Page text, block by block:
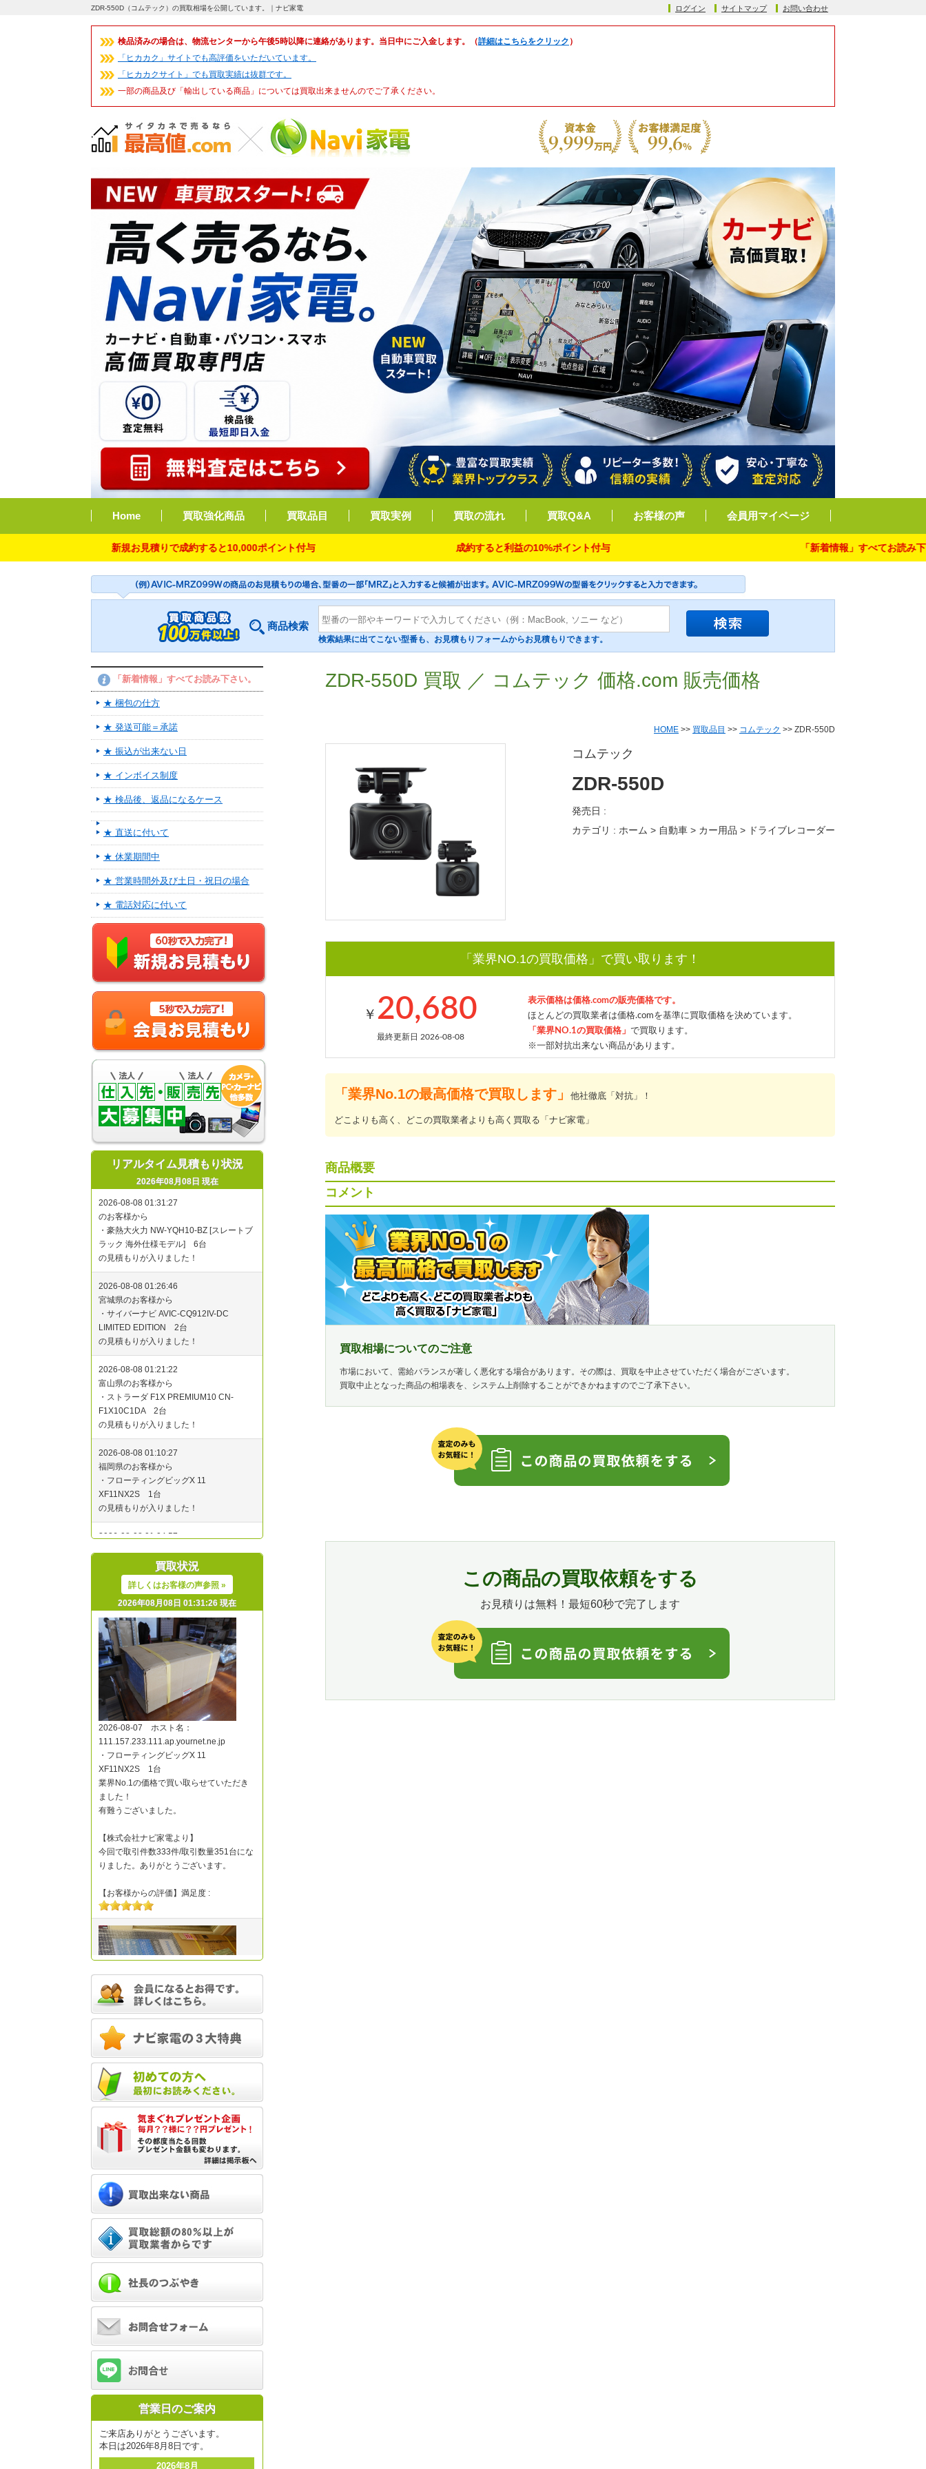
ZDR-550D（コムテック）の買取相場を公開しています。｜ナビ家電 ログイン サイトマップ お問い合わせ
検品済みの場合は、物流センターから午後5時以降に連絡があります。当日中にご入金します。（詳細はこちらをクリック ）
「ヒカカク」サイトでも高評価をいただいています。
「ヒカカクサイト」でも買取実績は抜群です。
一部の商品及び「輸出している商品」については買取出来ませんのでご了承ください。
Home 買取強化商品 買取品目 買取実例 買取の流れ 買取Q&A お客様の声 会員用マイページ
新規お見積りで成約すると10,000ポイント付与 成約すると利益の10%ポイント付与 「新着情報」すべてお読み下さい。
商品検索
検索結果に出てこない型番も、お見積もりフォームからお見積もりできます。
ZDR-550D 買取 ／ コムテック 価格.com 販売価格
HOME >> 買取品目 >> コムテック >> ZDR-550D
コムテック
ZDR-550D
発売日 :
カテゴリ : ホーム > 自動車 > カー用品 > ドライブレコーダー
「業界NO.1の買取価格」で買い取ります！
￥ 20,680
最終更新日 2026-08-08
表示価格は価格.comの販売価格です。
ほとんどの買取業者は価格.comを基準に買取価格を決めています。
「業界NO.1の買取価格」 で買取ります。
※一部対抗出来ない商品があります。
「業界No.1の最高価格で買取します」 他社徹底「対抗」！
どこよりも高く、どこの買取業者よりも高く買取る「ナビ家電」
商品概要
コメント
買取相場についてのご注意
市場において、需給バランスが著しく悪化する場合があります。その際は、買取を中止させていただく場合がございます。
買取中止となった商品の相場表を、システム上削除することができかねますのでご了承下さい。
この商品の買取依頼をする
お見積りは無料！最短60秒で完了します
「新着情報」すべてお読み下さい。
★ 梱包の仕方
★ 発送可能＝承諾
★ 振込が出来ない日
★ インボイス制度
★ 検品後、返品になるケース
★ 直送に付いて
★ 休業期間中
★ 営業時間外及び土日・祝日の場合
★ 電話対応に付いて
リアルタイム見積もり状況
2026年08月08日 現在
買取状況
詳しくはお客様の声参照 »
2026年08月08日 01:31:26 現在
営業日のご案内
ご来店ありがとうございます。
本日は2026年8月8日です。
2026年8月